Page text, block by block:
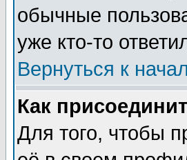
обычные
уже кто-то
Вернуться к
Как
Для того, чтобы